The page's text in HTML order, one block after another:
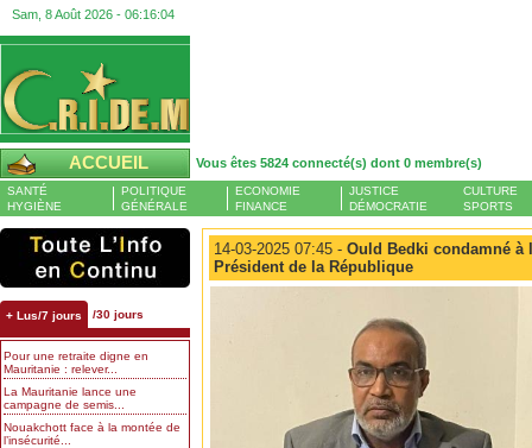
Sam, 8 Août 2026 - 06:16:04
ACCUEIL Vous êtes 5824 connecté(s) dont 0 membre(s)
SANTÉ
HYGIÈNE
POLITIQUE
GÉNÉRALE
ECONOMIE
FINANCE
JUSTICE
DÉMOCRATIE
CULTURE
SPORTS
+ Lus/7 jours /30 jours
Pour une retraite digne en
Mauritanie : relever...
La Mauritanie lance une
campagne de semis...
Nouakchott face à la montée de
l’insécurité...
14-03-2025 07:45 - Ould Bedki condamné
Président de la République